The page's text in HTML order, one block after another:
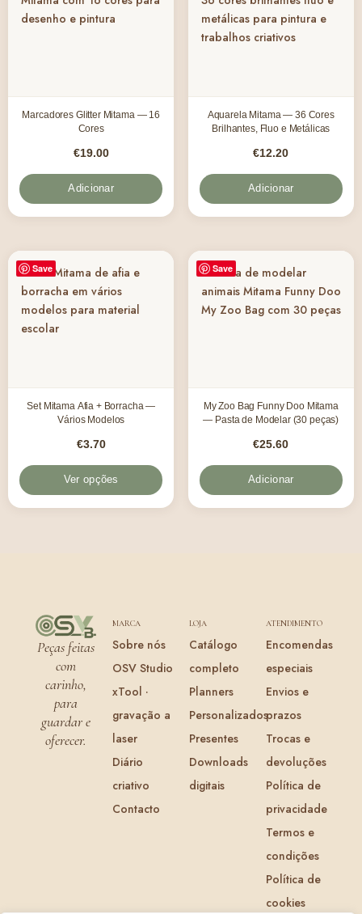
Marcadores Glitter Mitama — 16
Cores
€19.00
Adicionar
Aquarela Mitama — 36 Cores
Brilhantes, Fluo e Metálicas
€12.20
Adicionar
Save
Set Mitama Afia + Borracha —
Vários Modelos
€3.70
Ver opções
Save
My Zoo Bag Funny Doo Mitama
— Pasta de Modelar (30 peças)
€25.60
Adicionar
Peças feitas
com
carinho,
para
guardar e
oferecer.
MARCA
Sobre nós
OSV Studio
xTool ·
gravação a
laser
Diário
criativo
Contacto
LOJA
Catálogo
completo
Planners
Personalizados
Presentes
Downloads
digitais
ATENDIMENTO
Encomendas
especiais
Envios e
prazos
Trocas e
devoluções
Política de
privacidade
Termos e
condições
Política de
cookies